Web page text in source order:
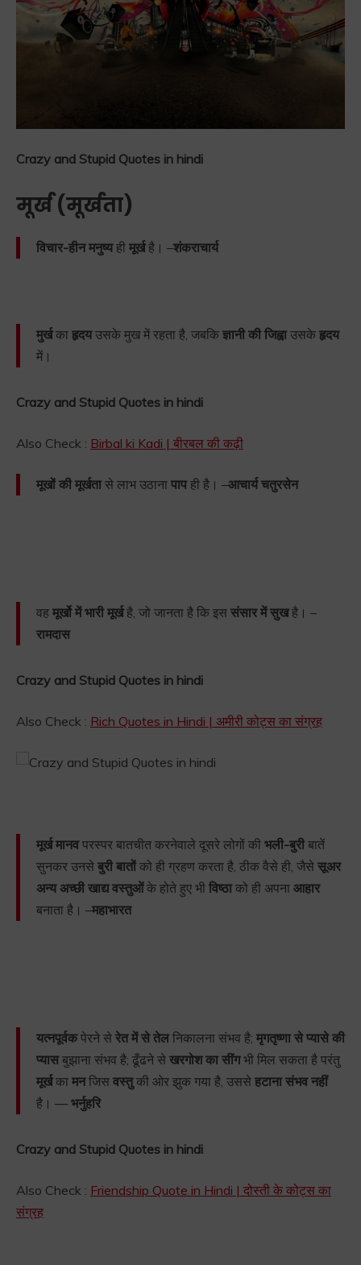
Crazy and Stupid Quotes in hindi
मूर्ख (मूर्खता)
विचार-हीन मनुष्यही मूर्खहै। –शंकराचार्य
मुर्खका हृदयउसके मुख में रहता है, जबकि ज्ञानी की जिह्वाउसके हृदय
में।
Crazy and Stupid Quotes in hindi
Also Check : Birbal ki Kadi | बीरबल की कढ़ी
मूखों की मूर्खतासे लाभ उठाना पापही है। –आचार्य चतुरसेन
वह मूर्खो में भारी मूर्खहै, जो जानता है कि इस संसार में सुखहै। –
रामदास
Crazy and Stupid Quotes in hindi
Also Check : Rich Quotes in Hindi | अमीरी कोट्स का संग्रह
मूर्ख मानवपरस्पर बातचीत करनेवाले दूसरे लोगों की भली-बुरीबातें
सुनकर उनसे बुरी बातोंको ही ग्रहण करता है, ठीक वैसे ही, जैसे सूअर
अन्य अच्छी खाद्य वस्तुओंके होते हुए भी विष्ठाको ही अपना आहार
बनाता है। –महाभारत
यत्नपूर्वकपेरने से रेत में से तेल निकालना संभव है; मृगतृष्णा से प्यासे की
प्यासबुझाना संभव है; ढूँढने से खरगोश का सींगभी मिल सकता है परंतु
मूर्खका मनजिस वस्तुकी ओर झुक गया है, उससे हटाना संभव नहीं
है। — भर्नुहरि
Crazy and Stupid Quotes in hindi
Also Check : Friendship Quote in Hindi | दोस्ती के कोट्स का
संग्रह